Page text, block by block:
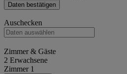
Daten bestätigen
Auschecken
Zimmer & Gäste
2 Erwachsene
Zimmer 1